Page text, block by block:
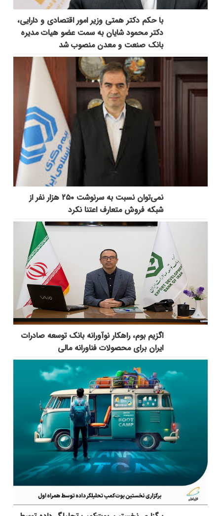
با حکم دکتر همتی وزیر امور اقتصادی و دارایی،
دکتر محمود شایان به سمت عضو هیات مدیره
بانک صنعت و معدن منصوب شد
نمی‌توان نسبت به سرنوشت ۲۵۰ هزار نفر از
شبکه فروش متعارف اعتنا نکرد
اگزیم بوم، راهکار نوآورانه بانک توسعه صادرات
ایران برای محصولات فناورانه مالی